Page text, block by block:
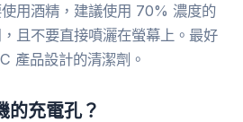
用酒精，建議使用 70% 濃度的
且不要直接噴灑在螢幕上。最好
產品設計的清潔劑。
的充電孔？